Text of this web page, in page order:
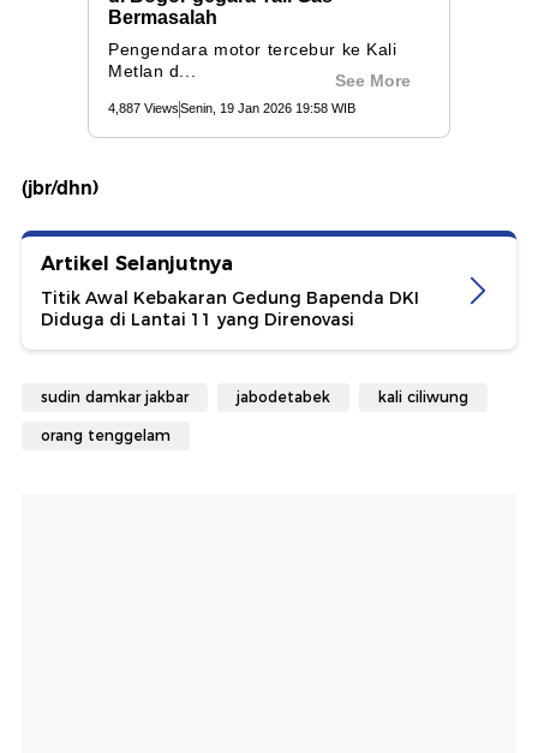
(jbr/dhn)
Artikel Selanjutnya
Titik Awal Kebakaran Gedung Bapenda DKI
Diduga di Lantai 11 yang Direnovasi
sudin damkar jakbar jabodetabek kali ciliwung
orang tenggelam